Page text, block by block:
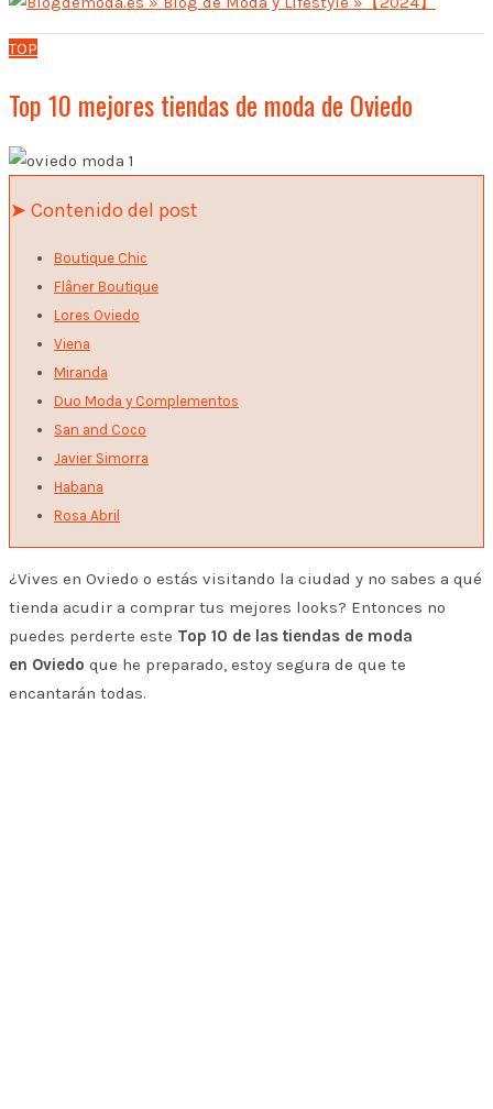
TOP
Top 10 mejores tiendas de moda de Oviedo
➤ Contenido del post
Boutique Chic
Flâner Boutique
Lores Oviedo
Viena
Miranda
Duo Moda y Complementos
San and Coco
Javier Simorra
Habana
Rosa Abril
¿Vives en Oviedo o estás visitando la ciudad y no sabes a qué
tienda acudir a comprar tus mejores looks? Entonces no
puedes perderte este Top 10 de las tiendas de moda
en Oviedo que he preparado, estoy segura de que te
encantarán todas.